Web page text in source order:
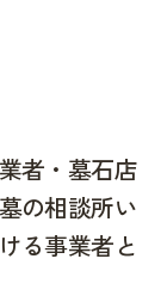
者・墓石店
の相談所い
る事業者と